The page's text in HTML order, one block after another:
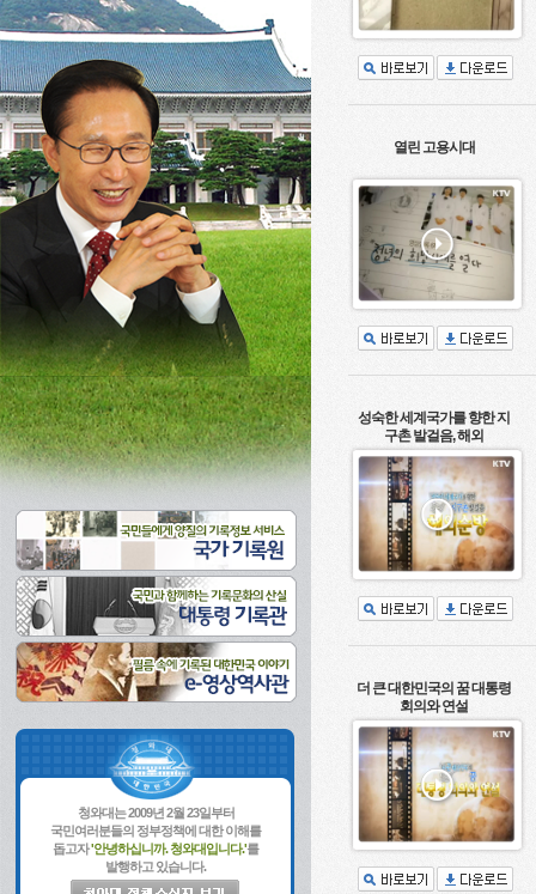
청와대는 2009년 2월 23일부터
국민여러분들의 정부정책에 대한 이해를
돕고자'안녕하십니까. 청와대입니다.'를
발행하고 있습니다.
열린 고용시대
성숙한 세계국가를 향한 지
구촌 발걸음, 해외
더 큰 대한민국의 꿈 대통령
회의와 연설